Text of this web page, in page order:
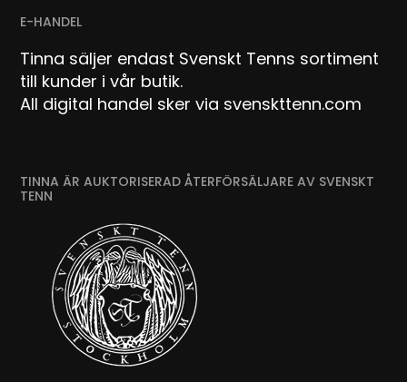
E-HANDEL
Tinna säljer endast Svenskt Tenns sortiment
till kunder i vår butik.
All digital handel sker via svenskttenn.com
TINNA ÄR AUKTORISERAD ÅTERFÖRSÄLJARE AV SVENSKT
TENN